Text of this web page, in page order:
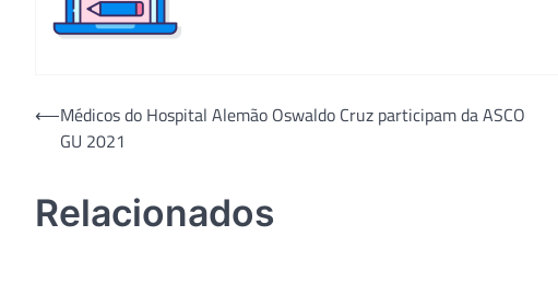
Navegação
⟵Médicos do Hospital Alemão Oswaldo Cruz participam da ASCO
GU 2021
Relacionados